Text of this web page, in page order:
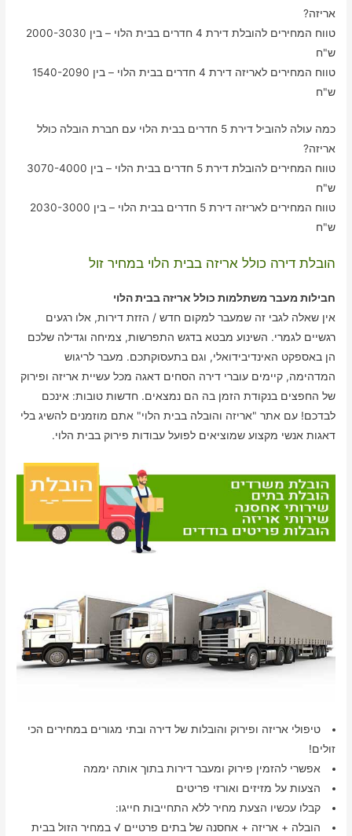
אריזה?
טווח המחירים להובלת דירת 4 חדרים בבית הלוי – בין 2000-3030
ש"ח
טווח המחירים לאריזה דירת 4 חדרים בבית הלוי – בין 1540-2090
ש"ח
כמה עולה להוביל דירת 5 חדרים בבית הלוי עם חברת הובלה כולל
אריזה?
טווח המחירים להובלת דירת 5 חדרים בבית הלוי – בין 3070-4000
ש"ח
טווח המחירים לאריזה דירת 5 חדרים בבית הלוי – בין 2030-3000
ש"ח
הובלת דירה כולל אריזה בבית הלוי במחיר זול
חבילות מעבר משתלמות כולל אריזה בבית הלוי
אין שאלה לגבי זה שמעבר למקום חדש / הזזת דירות, אלו רגעים
רגשיים לגמרי. השינוע מבטא בדגש התפרשות, צמיחה וגדילה שלכם
הן באספקט האינדיבידואלי, וגם בתעסוקתכם. מעבר לריגוש
המדהימה, קיימים עוברי דירה הסחים דאגה מכל עשיית אריזה ופירוק
של החפצים בנקודת הזמן בה הם נמצאים. חדשות טובות: אינכם
לבדכם! עם אתר "אריזה והובלה בבית הלוי" אתם מוזמנים להשיג בלי
דאגות אנשי מקצוע שמוציאים לפועל עבודות פירוק בבית הלוי.
טיפולי אריזה ופירוק והובלות של דירה ובתי מגורים במחירים הכי
זולים!
אפשרי להזמין פירוק ומעבר דירות בתוך אותה יממה
הצעות על מזיזים ואורזי פריטים
קבלו עכשיו הצעת מחיר ללא התחייבות חייגו:
הובלה + אריזה + אחסנה של בתים פרטיים √ במחיר הזול בבית